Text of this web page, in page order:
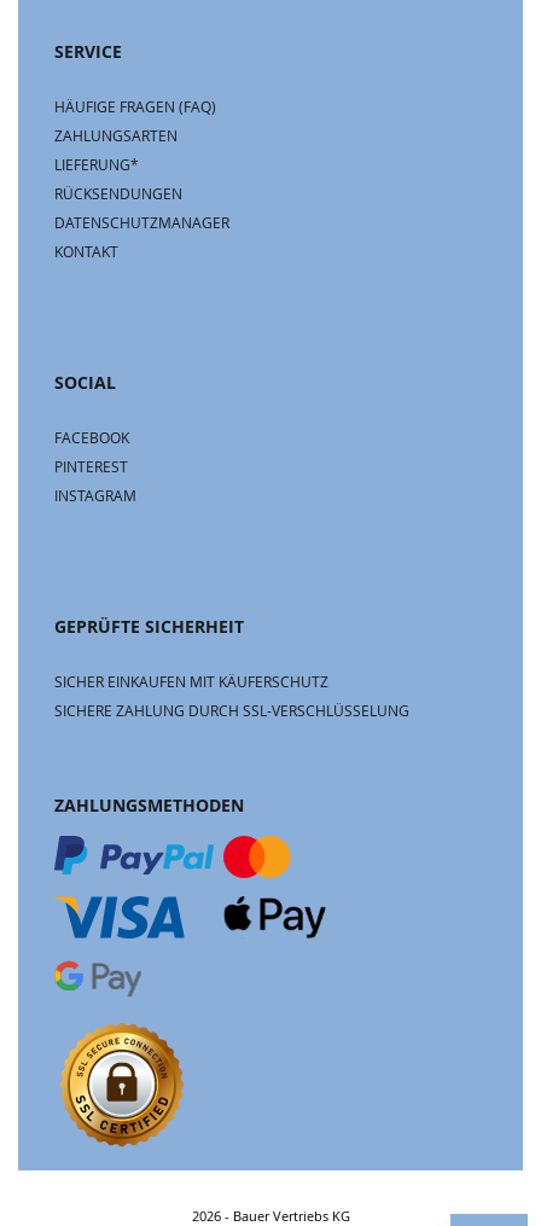
SERVICE
HÄUFIGE FRAGEN (FAQ)
ZAHLUNGSARTEN
LIEFERUNG*
RÜCKSENDUNGEN
DATENSCHUTZMANAGER
KONTAKT
SOCIAL
FACEBOOK
PINTEREST
INSTAGRAM
GEPRÜFTE SICHERHEIT
SICHER EINKAUFEN MIT KÄUFERSCHUTZ
SICHERE ZAHLUNG DURCH SSL-VERSCHLÜSSELUNG
ZAHLUNGSMETHODEN
2026 - Bauer Vertriebs KG